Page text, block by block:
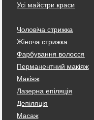
Усі майстри краси
Чоловіча стрижка
Жіноча стрижка
Фарбування волосся
Перманентний макіяж
Макіяж
Лазерна епіляція
Депіляція
Масаж